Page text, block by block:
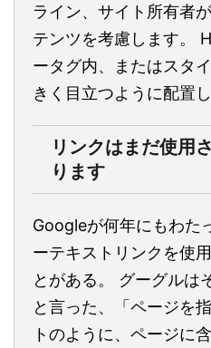
ライン、サイト所有者
テンツを考慮します。
ータグ内、またはスタ
きく目立つように配置し
リンクはまだ使用
ります
Googleが何年にもわた
ーテキストリンクを使
とがある。 グーグルは
と言った、「ページを
トのように、ページに